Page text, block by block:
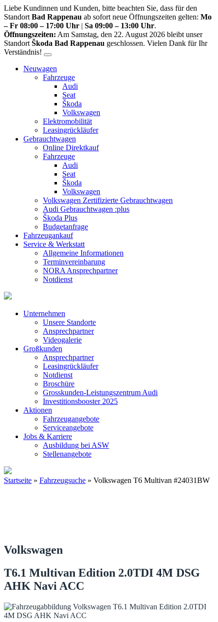
Liebe Kundinnen und Kunden, bitte beachten Sie, dass für den
Standort Bad Rappenau ab sofort neue Öffnungszeiten gelten: Mo
– Fr 08:00 – 17:00 Uhr | Sa 09:00 – 13:00 Uhr.
Öffnungszeiten: Am Samstag, den 22. August 2026 bleibt unser
Standort Škoda Bad Rappenau geschlossen. Vielen Dank für Ihr
Verständnis!
Neuwagen
Fahrzeuge
Audi
Seat
Škoda
Volkswagen
Elektromobilität
Leasingrückläufer
Gebrauchtwagen
Online Direktkauf
Fahrzeuge
Audi
Seat
Škoda
Volkswagen
Volkswagen Zertifizierte Gebrauchtwagen
Audi Gebrauchtwagen :plus
Škoda Plus
Budgetanfrage
Fahrzeugankauf
Service & Werkstatt
Allgemeine Informationen
Terminvereinbarung
NORA Ansprechpartner
Notdienst
Unternehmen
Unsere Standorte
Ansprechpartner
Videogalerie
Großkunden
Ansprechpartner
Leasingrückläufer
Notdienst
Broschüre
Grosskunden-Leistungszentrum Audi
Investitionsbooster 2025
Aktionen
Fahrzeugangebote
Serviceangebote
Jobs & Karriere
Ausbildung bei ASW
Stellenangebote
Startseite » Fahrzeugsuche » Volkswagen T6 Multivan #24031BW
Volkswagen
T6.1 Multivan Edition 2.0TDI 4M DSG
AHK Navi ACC